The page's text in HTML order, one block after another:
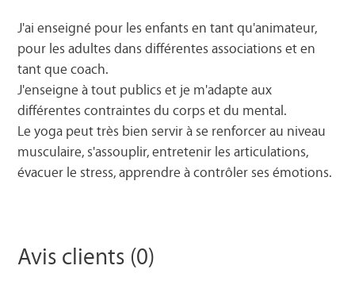
J'ai enseigné pour les enfants en tant qu'animateur,
pour les adultes dans différentes associations et en
tant que coach.
J'enseigne à tout publics et je m'adapte aux
différentes contraintes du corps et du mental.
Le yoga peut très bien servir à se renforcer au niveau
musculaire, s'assouplir, entretenir les articulations,
évacuer le stress, apprendre à contrôler ses émotions.
Avis clients (0)